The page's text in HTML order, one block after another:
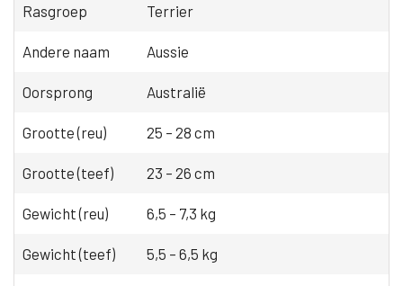
Rasgroep Terrier
Andere naam Aussie
Oorsprong Australië
Grootte (reu) 25 – 28 cm
Grootte (teef) 23 – 26 cm
Gewicht (reu) 6,5 – 7,3 kg
Gewicht (teef) 5,5 – 6,5 kg